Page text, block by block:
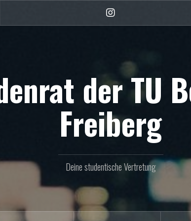
der TU
Freiberg
Deine studentische Vertretung